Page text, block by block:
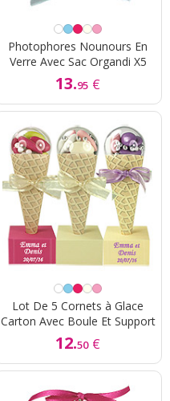
Photophores Nounours En
Verre Avec Sac Organdi X5
13.95 €
Lot De 5 Cornets à Glace
Carton Avec Boule Et Support
12.50 €